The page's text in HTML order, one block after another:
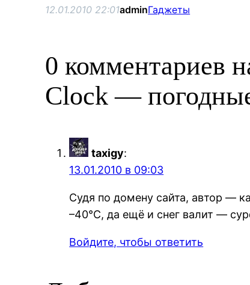
12.01.2010 22:01adminГаджеты
0 комментариев
Clock —
taxigy:
13.01.2010 в 09:03
Судя по домену сайта, автор —
–40°C, да ещё и снег валит —
Войдите, чтобы ответить